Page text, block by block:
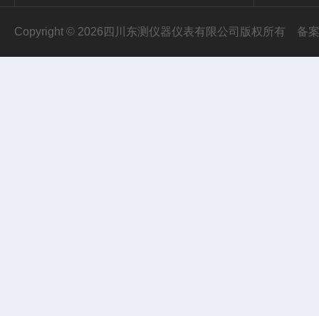
Copyright © 2026四川东测仪器仪表有限公司版权所有 备